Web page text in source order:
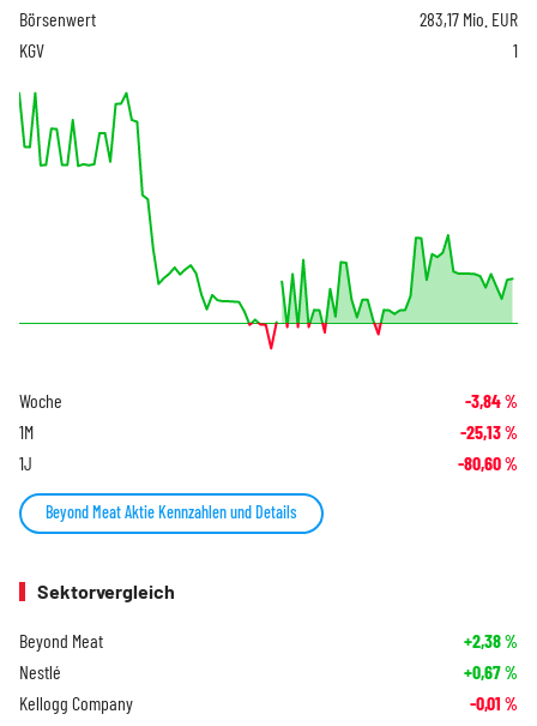
Börsenwert
283,17 Mio. EUR
KGV
1
Woche -3,84%
1M -25,13%
1J -80,60%
Beyond Meat Aktie Kennzahlen und Details
Sektorvergleich
Beyond Meat +2,38%
Nestlé +0,67%
Kellogg Company -0,01 %